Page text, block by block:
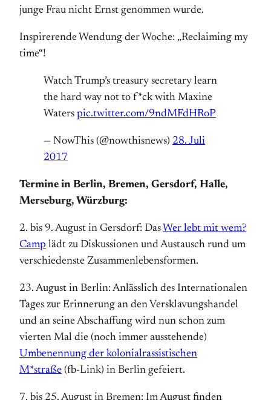
junge Frau nicht Ernst genommen wurde.
Inspirerende Wendung der Woche: „Reclaiming my
time“!
Watch Trump’s treasury secretary learn
the hard way not to f*ck with Maxine
Waters pic.twitter.com/9ndMFdHRoP
— NowThis (@nowthisnews) 28. Juli
2017
Termine in Berlin, Bremen, Gersdorf, Halle,
Merseburg, Würzburg:
2. bis 9. August in Gersdorf: Das Wer lebt mit wem?
Camp lädt zu Diskussionen und Austausch rund um
verschiedenste Zusammenlebensformen.
23. August in Berlin: Anlässlich des Internationalen
Tages zur Erinnerung an den Versklavungshandel
und an seine Abschaffung wird nun schon zum
vierten Mal die (noch immer ausstehende)
Umbenennung der kolonialrassistischen
M*straße (fb-Link) in Berlin gefeiert.
7. bis 25. August in Bremen: Im August finden